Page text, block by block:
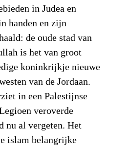
in Judea en
handen en zijn
de oude stad van
is het van groot
koninkrijkje nieuwe
van de Jordaan.
in een Palestijnse
veroverde
nu al vergeten. Het
islam belangrijke